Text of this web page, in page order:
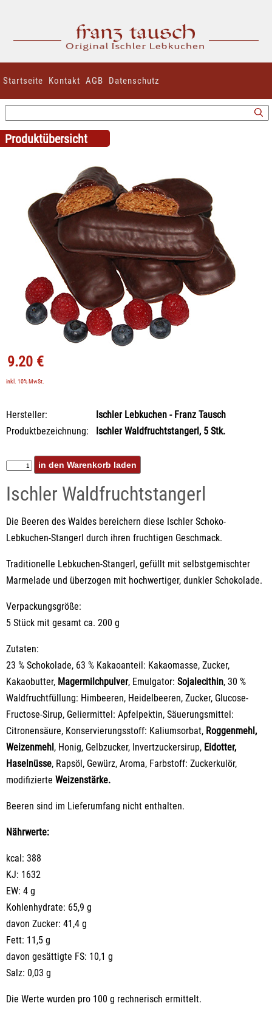
Startseite Kontakt AGB Datenschutz
Produktübersicht
9.20 €
inkl. 10% MwSt.
Hersteller:
Ischler Lebkuchen - Franz Tausch
Produktbezeichnung:
Ischler Waldfruchtstangerl, 5 Stk.
Ischler Waldfruchtstangerl
Die Beeren des Waldes bereichern diese Ischler Schoko-
Lebkuchen-Stangerl durch ihren fruchtigen Geschmack.
Traditionelle Lebkuchen-Stangerl, gefüllt mit selbstgemischter
Marmelade und überzogen mit hochwertiger, dunkler Schokolade.
Verpackungsgröße:
5 Stück mit gesamt ca. 200 g
Zutaten:
23 % Schokolade, 63 % Kakaoanteil: Kakaomasse, Zucker,
Kakaobutter, Magermilchpulver, Emulgator: Sojalecithin, 30 %
Waldfruchtfüllung: Himbeeren, Heidelbeeren, Zucker, Glucose-
Fructose-Sirup, Geliermittel: Apfelpektin, Säuerungsmittel:
Citronensäure, Konservierungsstoff: Kaliumsorbat, Roggenmehl,
Weizenmehl , Honig, Gelbzucker, Invertzuckersirup, Eidotter,
Haselnüsse, Rapsöl, Gewürz, Aroma, Farbstoff: Zuckerkulör,
modifizierte Weizenstärke.
Beeren sind im Lieferumfang nicht enthalten.
Nährwerte:
kcal: 388
KJ: 1632
EW: 4 g
Kohlenhydrate: 65,9 g
davon Zucker: 41,4 g
Fett: 11,5 g
davon gesättigte FS: 10,1 g
Salz: 0,03 g
Die Werte wurden pro 100 g rechnerisch ermittelt.